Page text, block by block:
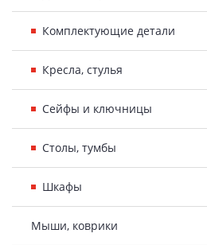
Комплектующие детали
Кресла, стулья
Сейфы и ключницы
Столы, тумбы
Шкафы
Мыши, коврики